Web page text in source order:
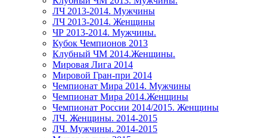
ЛЧ 2013-2014. Мужчины
ЛЧ 2013-2014. Женщины
ЧР 2013-2014. Мужчины.
Кубок Чемпионов 2013
Клубный ЧМ 2014.Женщины.
Мировая Лига 2014
Мировой Гран-при 2014
Чемпионат Мира 2014. Мужчины
Чемпионат Мира 2014.Женщины
Чемпионат России 2014/2015. Женщины
ЛЧ. Женщины. 2014-2015
ЛЧ. Мужчины. 2014-2015